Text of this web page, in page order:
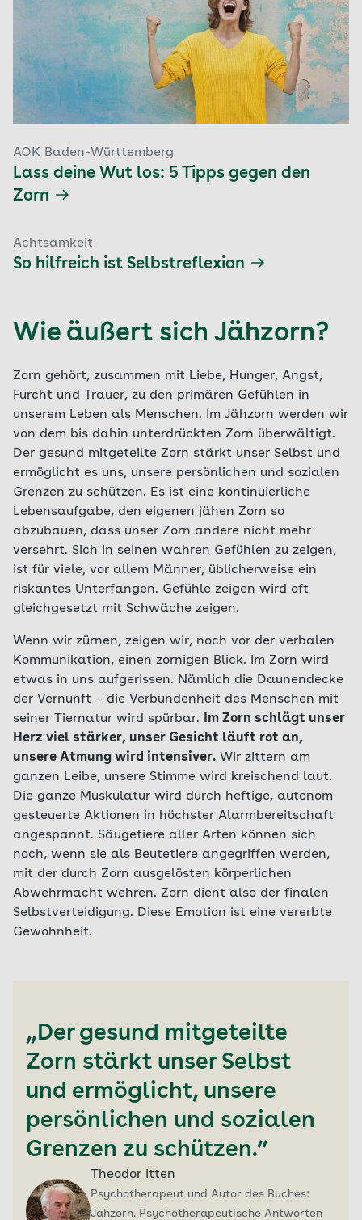
AOK Baden-Württemberg
Lass deine Wut los: 5 Tipps gegen den
Zorn
Achtsamkeit
So hilfreich ist Selbstreflexion
Wie äußert sich Jähzorn?
Zorn gehört, zusammen mit Liebe, Hunger, Angst,
Furcht und Trauer, zu den primären Gefühlen in
unserem Leben als Menschen. Im Jähzorn werden wir
von dem bis dahin unterdrückten Zorn überwältigt.
Der gesund mitgeteilte Zorn stärkt unser Selbst und
ermöglicht es uns, unsere persönlichen und sozialen
Grenzen zu schützen. Es ist eine kontinuierliche
Lebensaufgabe, den eigenen jähen Zorn so
abzubauen, dass unser Zorn andere nicht mehr
versehrt. Sich in seinen wahren Gefühlen zu zeigen,
ist für viele, vor allem Männer, üblicherweise ein
riskantes Unterfangen. Gefühle zeigen wird oft
gleichgesetzt mit Schwäche zeigen.
Wenn wir zürnen, zeigen wir, noch vor der verbalen
Kommunikation, einen zornigen Blick. Im Zorn wird
etwas in uns aufgerissen. Nämlich die Daunendecke
der Vernunft – die Verbundenheit des Menschen mit
seiner Tiernatur wird spürbar.
Im Zorn schlägt unser
Herz viel stärker, unser Gesicht läuft rot an,
unsere Atmung wird intensiver. Wir zittern am
ganzen Leibe, unsere Stimme wird kreischend laut.
Die ganze Muskulatur wird durch heftige, autonom
gesteuerte Aktionen in höchster Alarmbereitschaft
angespannt. Säugetiere aller Arten können sich
noch, wenn sie als Beutetiere angegriffen werden,
mit der durch Zorn ausgelösten körperlichen
Abwehrmacht wehren. Zorn dient also der finalen
Selbstverteidigung. Diese Emotion ist eine vererbte
Gewohnheit.
„Der gesund mitgeteilte
Zorn stärkt unser Selbst
und ermöglicht, unsere
persönlichen und sozialen
Grenzen zu schützen.“
Theodor Itten
Psychotherapeut und Autor des Buches:
Jähzorn. Psychotherapeutische Antworten